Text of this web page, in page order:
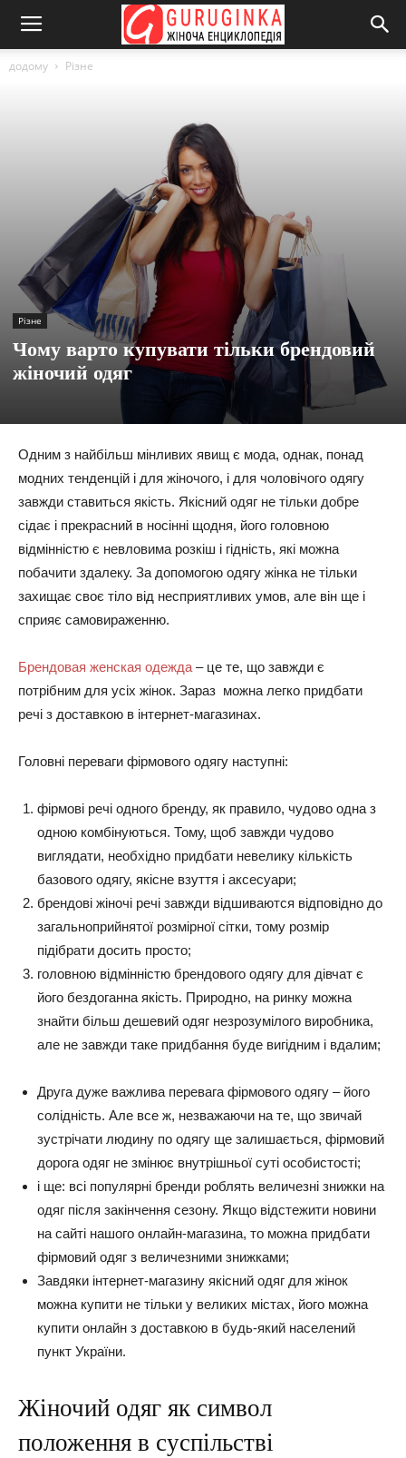
додому Різне
Різне
Чому варто купувати тільки брендовий
жіночий одяг
Одним з найбільш мінливих явищ є мода, однак, понад
модних тенденцій і для жіночого, і для чоловічого одягу
завжди ставиться якість. Якісний одяг не тільки добре
сідає і прекрасний в носінні щодня, його головною
відмінністю є невловима розкіш і гідність, які можна
побачити здалеку. За допомогою одягу жінка не тільки
захищає своє тіло від несприятливих умов, але він ще і
сприяє самовираженню.
Брендовая женская одежда – це те, що завжди є
потрібним для усіх жінок. Зараз можна легко придбати
речі з доставкою в інтернет-магазинах.
Головні переваги фірмового одягу наступні:
фірмові речі одного бренду, як правило, чудово одна з
одною комбінуються. Тому, щоб завжди чудово
виглядати, необхідно придбати невелику кількість
базового одягу, якісне взуття і аксесуари;
брендові жіночі речі завжди відшиваются відповідно до
загальноприйнятої розмірної сітки, тому розмір
підібрати досить просто;
головною відмінністю брендового одягу для дівчат є
його бездоганна якість. Природно, на ринку можна
знайти більш дешевий одяг незрозумілого виробника,
але не завжди таке придбання буде вигідним і вдалим;
Друга дуже важлива перевага фірмового одягу – його
солідність. Але все ж, незважаючи на те, що звичай
зустрічати людину по одягу ще залишається, фірмовий
дорога одяг не змінює внутрішньої суті особистості;
і ще: всі популярні бренди роблять величезні знижки на
одяг після закінчення сезону. Якщо відстежити новини
на сайті нашого онлайн-магазина, то можна придбати
фірмовий одяг з величезними знижками;
Завдяки інтернет-магазину якісний одяг для жінок
можна купити не тільки у великих містах, його можна
купити онлайн з доставкою в будь-який населений
пункт України.
Жіночий одяг як символ
положення в суспільстві